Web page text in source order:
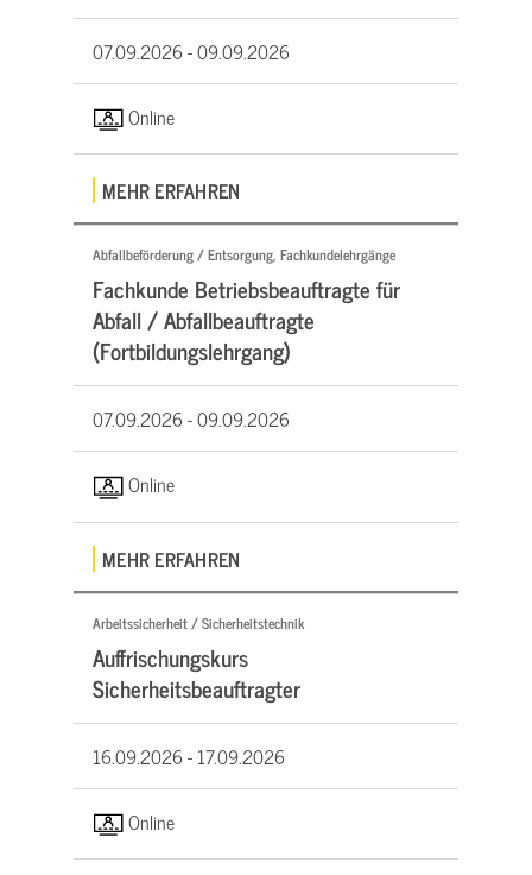
07.09.2026 -09.09.2026
Online
MEHR ERFAHREN
Abfallbeförderung / Entsorgung, Fachkundelehrgänge
Fachkunde Betriebsbeauftragte für
Abfall / Abfallbeauftragte
(Fortbildungslehrgang)
07.09.2026 -09.09.2026
Online
MEHR ERFAHREN
Arbeitssicherheit / Sicherheitstechnik
Auffrischungskurs
Sicherheitsbeauftragter
16.09.2026 -17.09.2026
Online